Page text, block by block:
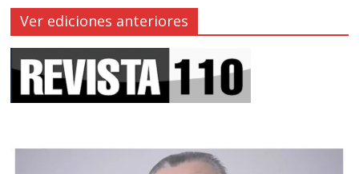
Ver ediciones anteriores